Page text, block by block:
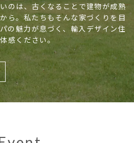
のは、古くなることで建物が成熟
ら。私たちもそんな家づくりを目
の魅力が息づく、輸入デザイン住
感ください。